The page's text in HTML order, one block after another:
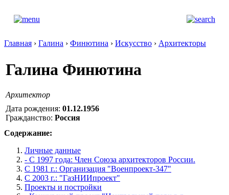
Главная › Галина › Финютина › Искусство › Архитекторы
Галина Финютина
Архитектор
Дата рождения: 01.12.1956
Гражданство: Россия
Содержание:
Личные данные
- С 1997 года: Член Союза архитекторов России.
С 1981 г.: Организация "Военпроект-347"
С 2003 г.: "ГазНИИпроект"
Проекты и постройки